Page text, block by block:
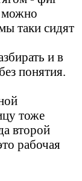
можно
таки сидят
и в
понятия.
тоже
второй
рабочая